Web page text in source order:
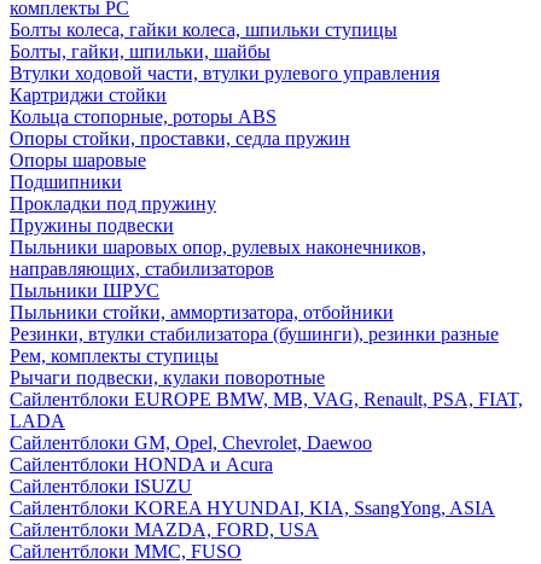
комплекты РС
Болты колеса, гайки колеса, шпильки ступицы
Болты, гайки, шпильки, шайбы
Втулки ходовой части, втулки рулевого управления
Картриджи стойки
Кольца стопорные, роторы ABS
Опоры стойки, проставки, седла пружин
Опоры шаровые
Подшипники
Прокладки под пружину
Пружины подвески
Пыльники шаровых опор, рулевых наконечников,
направляющих, стабилизаторов
Пыльники ШРУС
Пыльники стойки, аммортизатора, отбойники
Резинки, втулки стабилизатора (бушинги), резинки разные
Рем, комплекты ступицы
Рычаги подвески, кулаки поворотные
Сайлентблоки EUROPE BMW, MB, VAG, Renault, PSA, FIAT,
LADA
Сайлентблоки GM, Opel, Chevrolet, Daewoo
Сайлентблоки HONDA и Acura
Сайлентблоки ISUZU
Сайлентблоки KOREA HYUNDAI, KIA, SsangYong, ASIA
Сайлентблоки MAZDA, FORD, USA
Сайлентблоки MMC, FUSO